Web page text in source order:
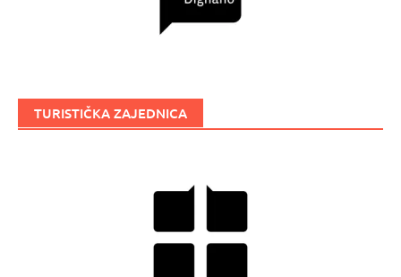
TURISTIČKA ZAJEDNICA